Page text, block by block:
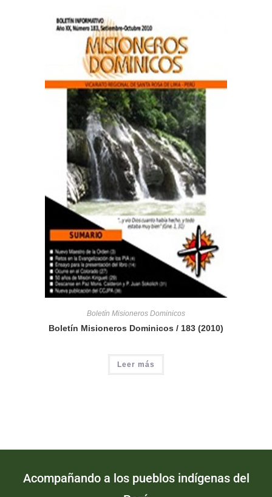
Boletín Misioneros Dominicos
Boletín Misioneros Dominicos / 183 (2010)
Leer más
Acompañando a los pueblos indígenas del